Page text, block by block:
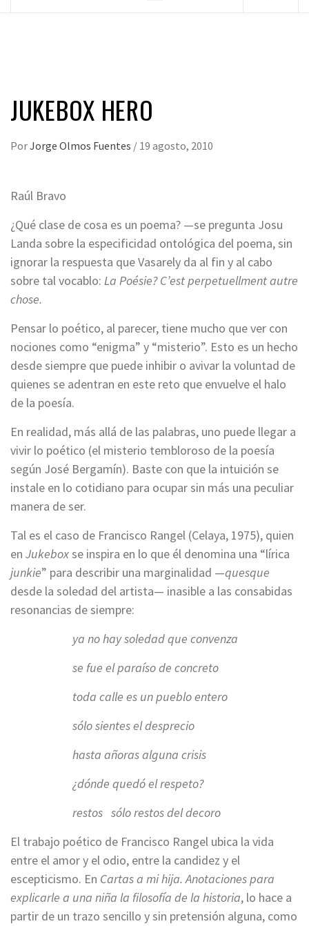
JUKEBOX HERO
PorJorge Olmos Fuentes / 19 agosto, 2010
Raúl Bravo
¿Qué clase de cosa es un poema? —se pregunta Josu
Landa sobre la especificidad ontológica del poema, sin
ignorar la respuesta que Vasarely da al fin y al cabo
sobre tal vocablo: La Poésie? C’est perpetuellment autre
chose.
Pensar lo poético, al parecer, tiene mucho que ver con
nociones como “enigma” y “misterio”. Esto es un hecho
desde siempre que puede inhibir o avivar la voluntad de
quienes se adentran en este reto que envuelve el halo
de la poesía.
En realidad, más allá de las palabras, uno puede llegar a
vivir lo poético (el misterio tembloroso de la poesía
según José Bergamín). Baste con que la intuición se
instale en lo cotidiano para ocupar sin más una peculiar
manera de ser.
Tal es el caso de Francisco Rangel (Celaya, 1975), quien
en Jukeboxse inspira en lo que él denomina una “lírica
junkie” para describir una marginalidad —quesque
desde la soledad del artista— inasible a las consabidas
resonancias de siempre:
ya no hay soledad que convenza
se fue el paraíso de concreto
toda calle es un pueblo entero
sólo sientes el desprecio
hasta añoras alguna crisis
¿dónde quedó el respeto?
restos sólo restos del decoro
El trabajo poético de Francisco Rangel ubica la vida
entre el amor y el odio, entre la candidez y el
escepticismo. En Cartas a mi hija. Anotaciones para
explicarle a una niña la filosofía de la historia, lo hace a
partir de un trazo sencillo y sin pretensión alguna, como